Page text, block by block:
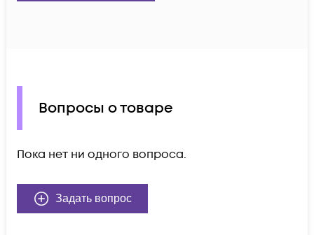
Вопросы о товаре
Пока нет ни одного вопроса.
Задать вопрос